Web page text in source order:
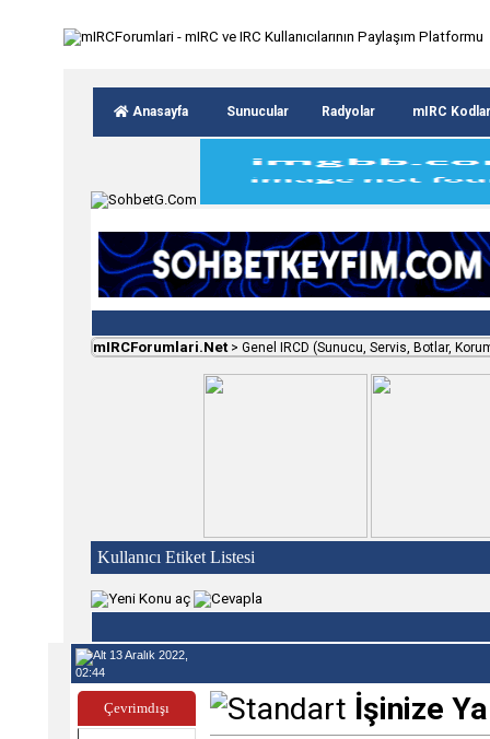
Anasayfa Sunucular Radyolar mIRC Kodlar
mIRCForumlari.Net > Genel IRCD (Sunucu, Servis, Botlar,
Kullanıcı Etiket Listesi
13 Aralık 2022,
02:44
Çevrimdışı İşinize